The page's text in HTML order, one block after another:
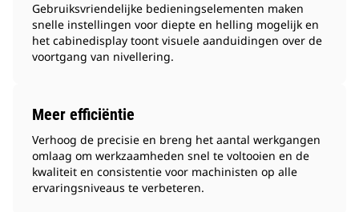
Gebruiksvriendelijke bedieningselementen maken
snelle instellingen voor diepte en helling mogelijk en
het cabinedisplay toont visuele aanduidingen over de
voortgang van nivellering.
Meer efficiëntie
Verhoog de precisie en breng het aantal werkgangen
omlaag om werkzaamheden snel te voltooien en de
kwaliteit en consistentie voor machinisten op alle
ervaringsniveaus te verbeteren.